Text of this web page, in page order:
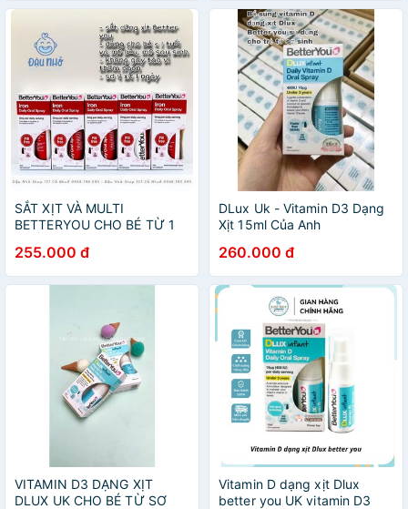
SẮT XỊT VÀ MULTI
BETTERYOU CHO BÉ TỪ 1
255.000 đ
DLux Uk - Vitamin D3 Dạng
Xịt 15ml Của Anh
260.000 đ
VITAMIN D3 DẠNG XỊT
DLUX UK CHO BÉ TỪ SƠ
Vitamin D dạng xịt Dlux
better you UK vitamin D3